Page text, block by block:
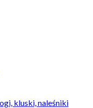
kluski, naleśniki